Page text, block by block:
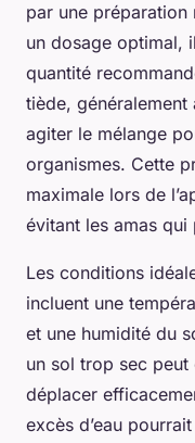
par une
un dosage optimal,
quantité
tiède,
agiter le mélange
organismes. Cette
maximale lors de
évitant les amas
Les conditions
incluent une
et une humidité du
un sol trop sec peut
déplacer
excès d’eau